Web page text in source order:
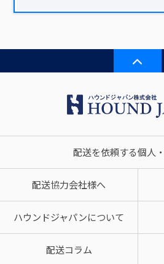
配送を依頼する個人
配送協力会社様へ
ハウンドジャパンについて
配送コラム